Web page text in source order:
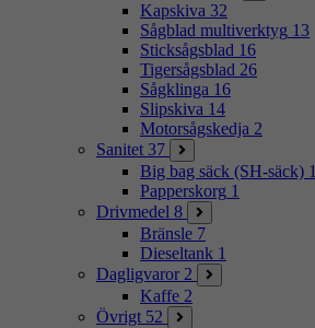
Kapskiva 32
Sågblad multiverktyg 13
Sticksågsblad 16
Tigersågsblad 26
Sågklinga 16
Slipskiva 14
Motorsågskedja 2
Sanitet 37
Big bag säck (SH-säck) 1
Papperskorg 1
Drivmedel 8
Bränsle 7
Dieseltank 1
Dagligvaror 2
Kaffe 2
Övrigt 52